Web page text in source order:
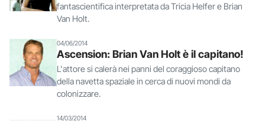
fantascientifica interpretata da Tricia Helfer e Brian
Van Holt.
04/06/2014
Ascension: Brian Van Holt è il capitano!
L'attore si calerà nei panni del coraggioso capitano
della navetta spaziale in cerca di nuovi mondi da
colonizzare.
14/03/2014